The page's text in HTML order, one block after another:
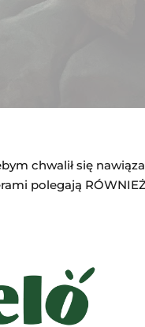
chwalił się
polegają